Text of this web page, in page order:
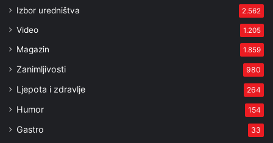
Izbor uredništva 2.562
Video 1.205
Magazin 1.859
Zanimljivosti 980
Ljepota i zdravlje 264
Humor 154
Gastro 33